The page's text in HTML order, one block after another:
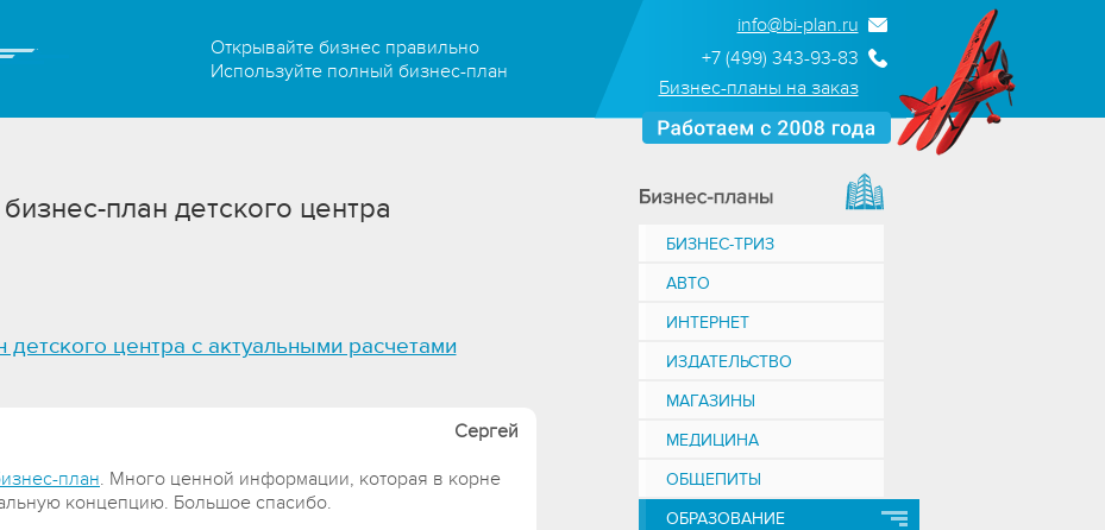
Открывайте бизнес правильно
Используйте полный бизнес-план
info@bi-plan.ru
+7 (499) 343-93-83
Бизнес-планы на заказ
план детского центра
детского центра с актуальными расчетами
Сергей
план. Много ценной информации, которая в корне
концепцию. Большое спасибо.
БИЗНЕС-ТРИЗ
АВТО
ИНТЕРНЕТ
ИЗДАТЕЛЬСТВО
МАГАЗИНЫ
МЕДИЦИНА
ОБЩЕПИТЫ
ОБРАЗОВАНИЕ